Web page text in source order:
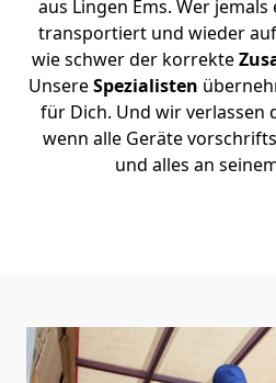
aus Lingen Ems. Wer
transportiert und wieder
wie schwer der korrekte
UnsereSpezialisten
für Dich. Und wir verlassen
wenn alle Geräte
und alles an